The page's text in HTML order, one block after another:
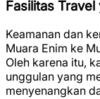
Fasilitas
Keamanan dan
Muara Enim ke
Oleh karena itu,
unggulan yang
menyenangkan